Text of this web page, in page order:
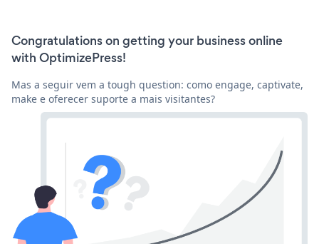
Congratulations on getting your business online
with OptimizePress!
Mas a seguir vem a tough question: como engage, captivate,
make e oferecer suporte a mais visitantes?